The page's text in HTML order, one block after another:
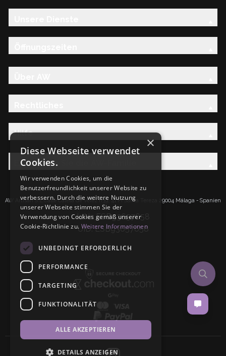
Hilfe
Entdecken Sie die AW-Familie
AW Artisan S.L.Calle Caleta de Velez n39, 41 PI Santa Tereza 29004 Málaga - Spanien
IdNr: ESB93657658
UID: ESB93657658
×
Diese Webseite verwendet
Cookies.
Wir verwenden Cookies, um die
Benutzerfreundlichkeit unserer Website zu
verbessern. Durch die weitere Nutzung
unserer Webseite stimmen Sie der
Verwendung von Cookies gemäß unserer
Cookie-Richtlinie zu. Weitere Informationen
UNBEDINGT ERFORDERLICH
PERFORMANCE
TARGETING
FUNKTIONALITÄT
ALLE AKZEPTIEREN
DETAILS ANZEIGEN